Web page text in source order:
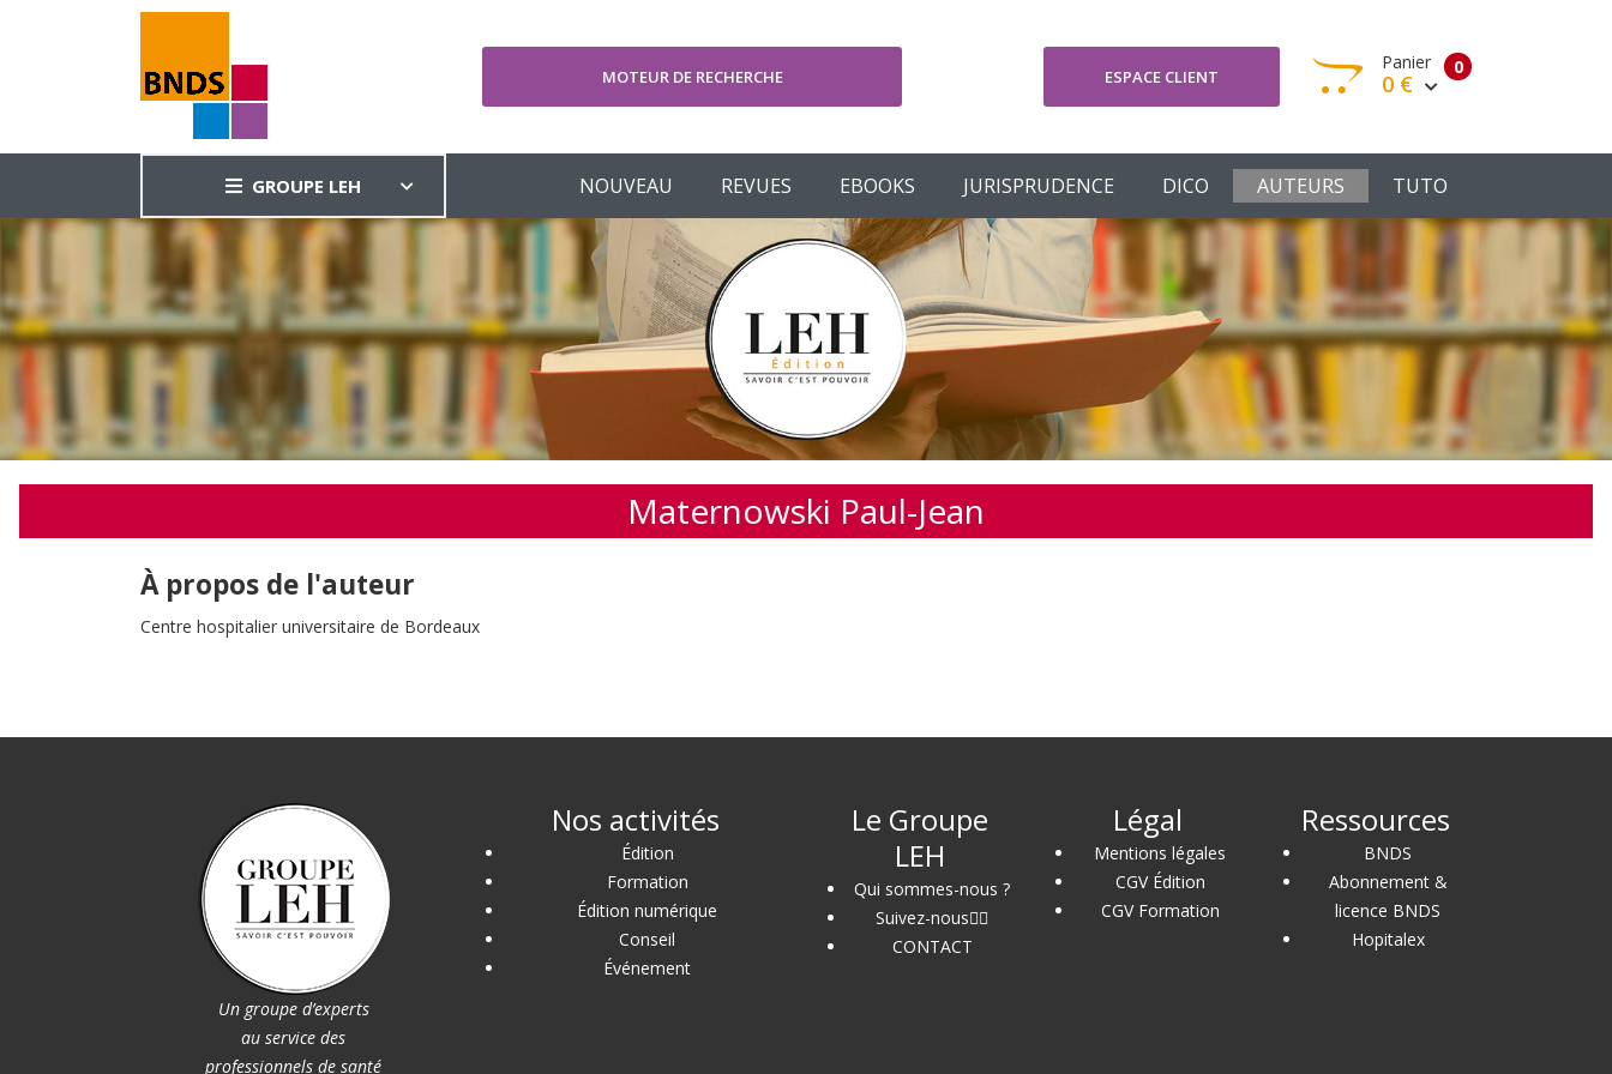
MOTEUR DE RECHERCHE ESPACE CLIENT 0
Panier
0 €
Votre panier est vide
Votre Panier Commander
GROUPE LEH NOUVEAU REVUES EBOOKS JURISPRUDENCE DICO AUTEURS TUTO
Maternowski Paul-Jean
À propos de l'auteur
Centre hospitalier universitaire de Bordeaux
Un groupe d’experts
au service des
professionnels de santé
Nos activités
Édition
Formation
Édition numérique
Conseil
Événement
Le Groupe
LEH
Qui sommes-nous ?
Suivez-nous
CONTACT
Légal
Mentions légales
CGV Édition
CGV Formation
Ressources
BNDS
Abonnement &
licence BNDS
Hopitalex